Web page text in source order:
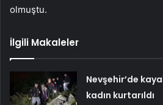
olmuştu.
İlgili Makaleler
Nevşehir’de
kadın kurtarıldı